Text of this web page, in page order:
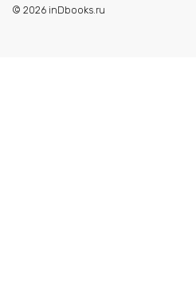
© 2026 inDbooks.ru